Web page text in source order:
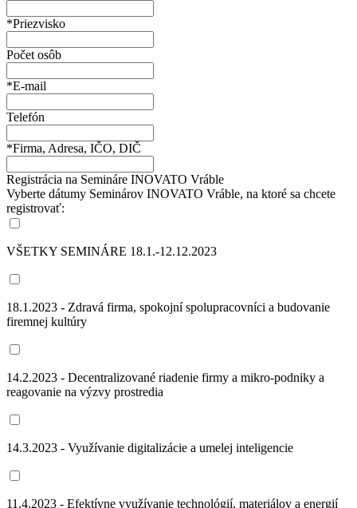
*Priezvisko
Počet osôb
*E-mail
Telefón
*Firma, Adresa, IČO, DIČ
Registrácia na Semináre INOVATO Vráble
Vyberte dátumy Seminárov INOVATO Vráble, na ktoré sa chcete
registrovať:
VŠETKY SEMINÁRE 18.1.-12.12.2023
18.1.2023 - Zdravá firma, spokojní spolupracovníci a budovanie
firemnej kultúry
14.2.2023 - Decentralizované riadenie firmy a mikro-podniky a
reagovanie na výzvy prostredia
14.3.2023 - Využívanie digitalizácie a umelej inteligencie
11.4.2023 - Efektívne využívanie technológií, materiálov a energií